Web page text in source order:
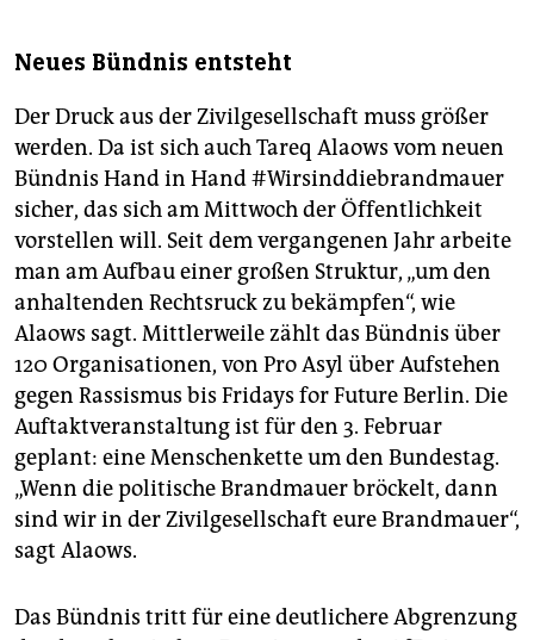
Neues Bündnis entsteht
Der Druck aus der Zivilgesellschaft muss größer
werden. Da ist sich auch Tareq Alaows vom neuen
Bündnis Hand in Hand #Wirsinddiebrandmauer
sicher, das sich am Mittwoch der Öffentlichkeit
vorstellen will. Seit dem vergangenen Jahr arbeite
man am Aufbau einer großen Struktur, „um den
anhaltenden Rechtsruck zu bekämpfen“, wie
Alaows sagt. Mittlerweile zählt das Bündnis über
120 Organisationen, von Pro Asyl über Aufstehen
gegen Rassismus bis Fridays for Future Berlin. Die
Auftaktveranstaltung ist für den 3. Februar
geplant: eine Menschenkette um den Bundestag.
„Wenn die politische Brandmauer bröckelt, dann
sind wir in der Zivilgesellschaft eure Brandmauer“,
sagt Alaows.
Das Bündnis tritt für eine deutlichere Abgrenzung